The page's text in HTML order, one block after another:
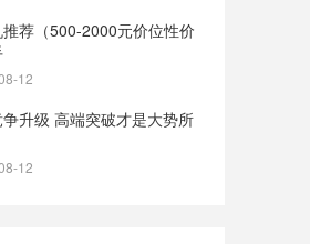
荐（500-2000元价位性价
12
升级 高端突破才是大势所
12